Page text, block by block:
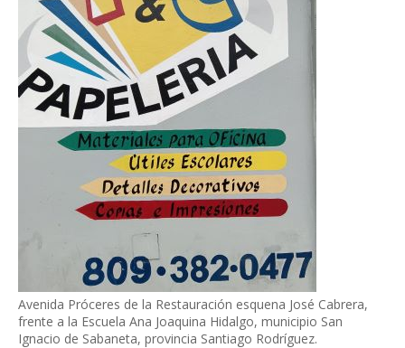
Avenida Próceres de la Restauración esquena José Cabrera,
frente a la Escuela Ana Joaquina Hidalgo, municipio San
Ignacio de Sabaneta, provincia Santiago Rodríguez.